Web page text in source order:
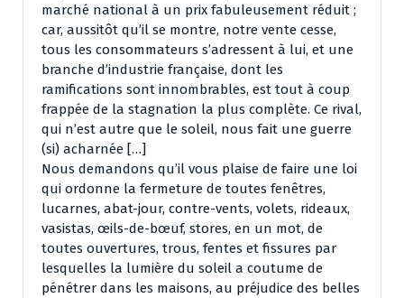
marché national à un prix fabuleusement réduit ;
car, aussitôt qu’il se montre, notre vente cesse,
tous les consommateurs s’adressent à lui, et une
branche d’industrie française, dont les
ramifications sont innombrables, est tout à coup
frappée de la stagnation la plus complète. Ce rival,
qui n’est autre que le soleil, nous fait une guerre
(si) acharnée […]
Nous demandons qu’il vous plaise de faire une loi
qui ordonne la fermeture de toutes fenêtres,
lucarnes, abat-jour, contre-vents, volets, rideaux,
vasistas, œils-de-bœuf, stores, en un mot, de
toutes ouvertures, trous, fentes et fissures par
lesquelles la lumière du soleil a coutume de
pénétrer dans les maisons, au préjudice des belles